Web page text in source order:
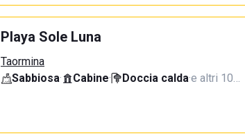
Playa Sole Luna
Taormina
Sabbiosa· Cabine· Doccia calda·e altri 10…